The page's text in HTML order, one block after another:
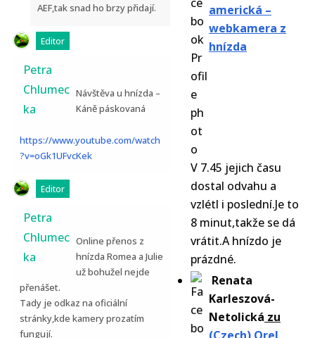
americká –
webkamera z
hnízda
V 7.45 jejich času
dostal odvahu a
vzlétl i poslední.Je to
8 minut,takže se dá
vrátit.A hnízdo je
prázdné.
Renata
Karleszová-
Netolická zu
AEF,tak snad ho brzy přidají.
Editor
Petra
Chlumec
ka
Návštěva u hnízda –
Káně páskovaná
https://www.youtube.com/watch
?v=oGk1UFvcKek
Editor
Petra
Chlumec
ka
Online přenos z
hnízda Romea a Julie
už bohužel nejde
přenášet.
Tady je odkaz na oficiální
stránky,kde kamery prozatím
fungují.